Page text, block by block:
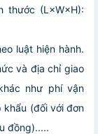
thước (L×W×H):
luật hiện hành.
và địa chỉ giao
như phí vận
khẩu (đối với đơn
đồng).....